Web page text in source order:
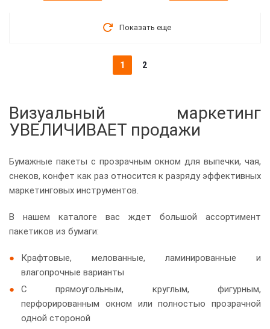
Показать еще
1 2
Визуальный маркетинг
УВЕЛИЧИВАЕТ продажи
Бумажные пакеты с прозрачным окном для выпечки, чая,
снеков, конфет как раз относится к разряду эффективных
маркетинговых инструментов.
В нашем каталоге вас ждет большой ассортимент
пакетиков из бумаги:
Крафтовые, мелованные, ламинированные и
влагопрочные варианты
С прямоугольным, круглым, фигурным,
перфорированным окном или полностью прозрачной
одной стороной